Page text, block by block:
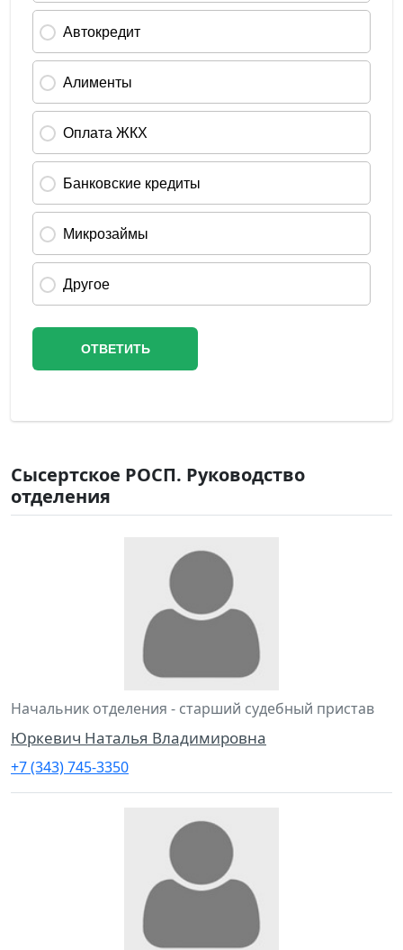
Сысертское РОСП. Руководство
отделения
Начальник отделения - старший судебный пристав
Юркевич Наталья Владимировна
+7 (343) 745-3350